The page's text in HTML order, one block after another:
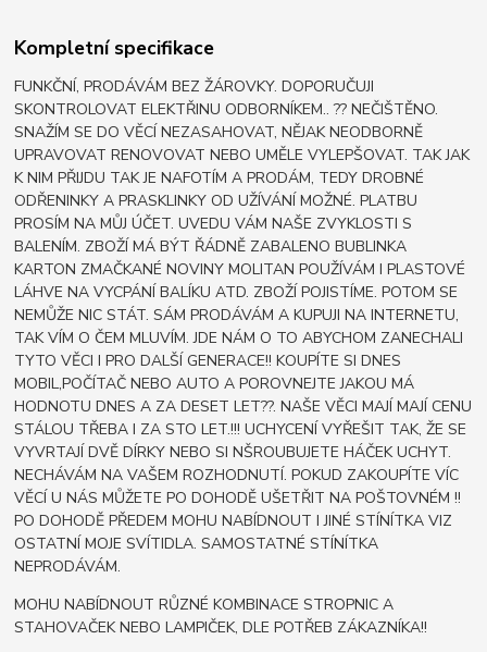
Kompletní specifikace
FUNKČNÍ, PRODÁVÁM BEZ ŽÁROVKY. DOPORUČUJI
SKONTROLOVAT ELEKTŘINU ODBORNÍKEM.. ?? NEČIŠTĚNO.
SNAŽÍM SE DO VĚCÍ NEZASAHOVAT, NĚJAK NEODBORNĚ
UPRAVOVAT RENOVOVAT NEBO UMĚLE VYLEPŠOVAT. TAK JAK
K NIM PŘIJDU TAK JE NAFOTÍM A PRODÁM, TEDY DROBNÉ
ODŘENINKY A PRASKLINKY OD UŽÍVÁNÍ MOŽNÉ. PLATBU
PROSÍM NA MŮJ ÚČET. UVEDU VÁM NAŠE ZVYKLOSTI S
BALENÍM. ZBOŽÍ MÁ BÝT ŘÁDNĚ ZABALENO BUBLINKA
KARTON ZMAČKANÉ NOVINY MOLITAN POUŽÍVÁM I PLASTOVÉ
LÁHVE NA VYCPÁNÍ BALÍKU ATD. ZBOŽÍ POJISTÍME. POTOM SE
NEMŮŽE NIC STÁT. SÁM PRODÁVÁM A KUPUJI NA INTERNETU,
TAK VÍM O ČEM MLUVÍM. JDE NÁM O TO ABYCHOM ZANECHALI
TYTO VĚCI I PRO DALŠÍ GENERACE!! KOUPÍTE SI DNES
MOBIL,POČÍTAČ NEBO AUTO A POROVNEJTE JAKOU MÁ
HODNOTU DNES A ZA DESET LET??. NAŠE VĚCI MAJÍ MAJÍ CENU
STÁLOU TŘEBA I ZA STO LET.!!! UCHYCENÍ VYŘEŠIT TAK, ŽE SE
VYVRTAJÍ DVĚ DÍRKY NEBO SI NŠROUBUJETE HÁČEK UCHYT.
NECHÁVÁM NA VAŠEM ROZHODNUTÍ. POKUD ZAKOUPÍTE VÍC
VĚCÍ U NÁS MŮŽETE PO DOHODĚ UŠETŘIT NA POŠTOVNÉM !!
PO DOHODĚ PŘEDEM MOHU NABÍDNOUT I JINÉ STÍNÍTKA VIZ
OSTATNÍ MOJE SVÍTIDLA. SAMOSTATNÉ STÍNÍTKA
NEPRODÁVÁM.
MOHU NABÍDNOUT RŮZNÉ KOMBINACE STROPNIC A
STAHOVAČEK NEBO LAMPIČEK, DLE POTŘEB ZÁKAZNÍKA!!